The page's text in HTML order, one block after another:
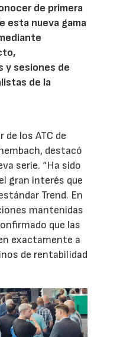
de primera
esta nueva gama
y sesiones de
de la
los ATC de
destacó
serie. “Ha sido
gran interés que
Trend. En
mantenidas
que las
exactamente a
de rentabilidad